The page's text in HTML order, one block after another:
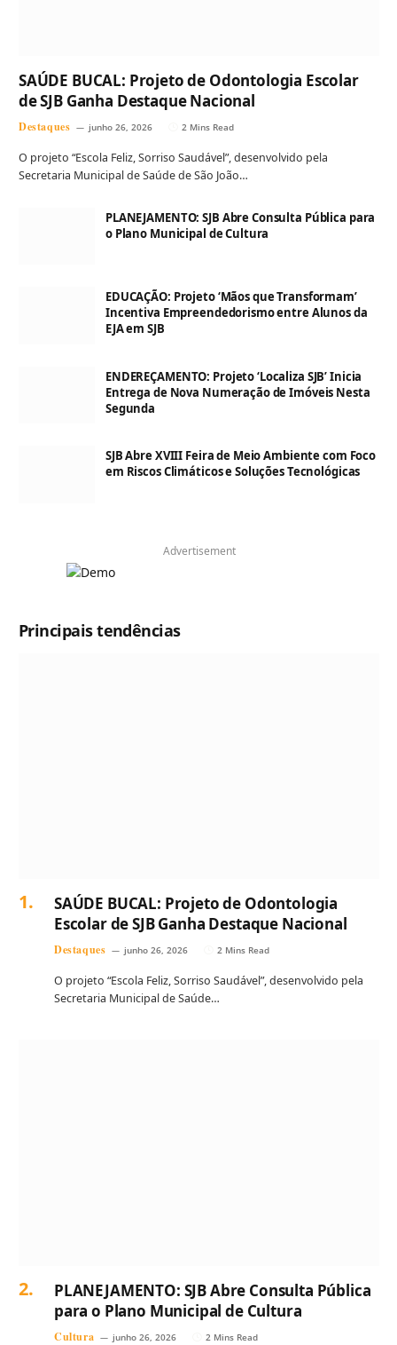
SAÚDE BUCAL: Projeto de Odontologia Escolar
de SJB Ganha Destaque Nacional
Destaques junho 26, 2026 2 Mins Read
O projeto “Escola Feliz, Sorriso Saudável”, desenvolvido pela
Secretaria Municipal de Saúde de São João…
PLANEJAMENTO: SJB Abre Consulta Pública para
o Plano Municipal de Cultura
EDUCAÇÃO: Projeto ‘Mãos que Transformam’
Incentiva Empreendedorismo entre Alunos da
EJA em SJB
ENDEREÇAMENTO: Projeto ‘Localiza SJB’ Inicia
Entrega de Nova Numeração de Imóveis Nesta
Segunda
SJB Abre XVIII Feira de Meio Ambiente com Foco
em Riscos Climáticos e Soluções Tecnológicas
Advertisement
Principais tendências
SAÚDE BUCAL: Projeto de Odontologia
Escolar de SJB Ganha Destaque Nacional
Destaques junho 26, 2026 2 Mins Read
O projeto “Escola Feliz, Sorriso Saudável”, desenvolvido pela
Secretaria Municipal de Saúde…
PLANEJAMENTO: SJB Abre Consulta Pública
para o Plano Municipal de Cultura
Cultura junho 26, 2026 2 Mins Read